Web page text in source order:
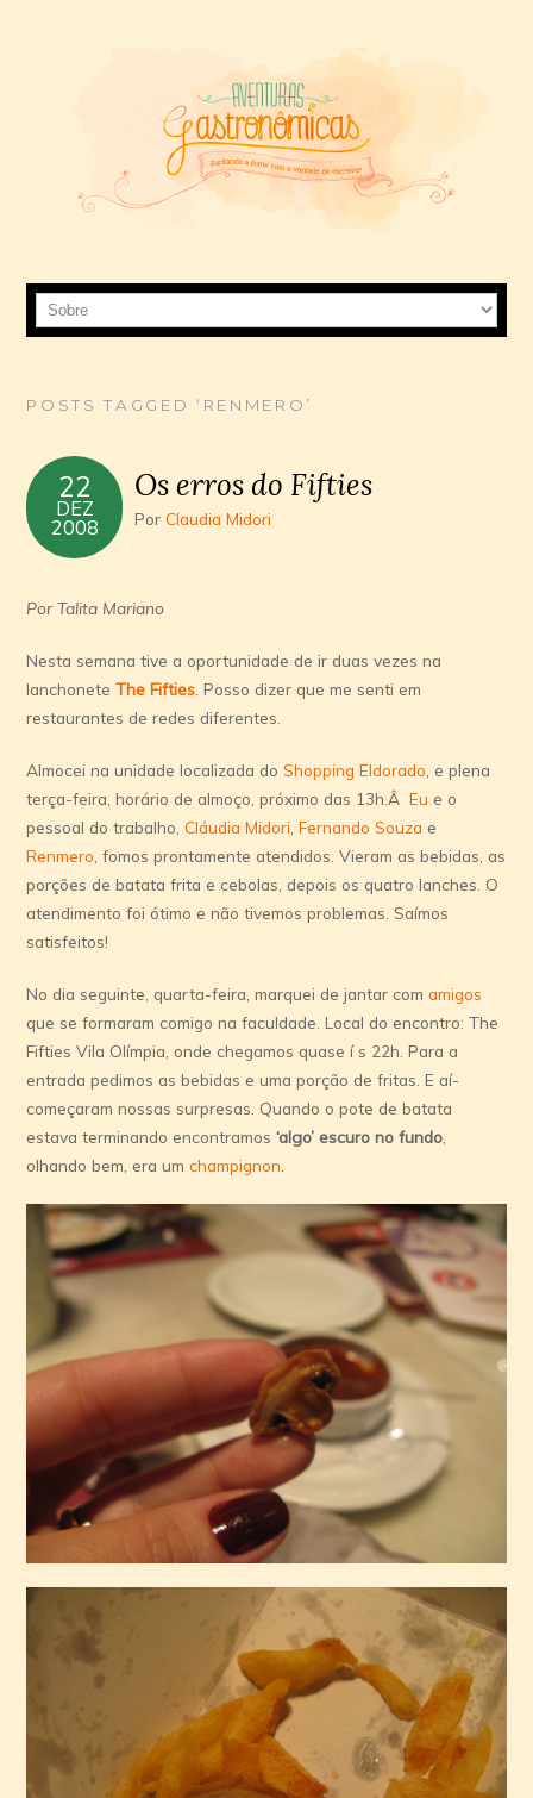
POSTS TAGGED ‘RENMERO’
22
DEZ
2008
Os erros do Fifties
PorClaudia Midori
Por Talita Mariano
Nesta semana tive a oportunidade de ir duas vezes na
lanchonete The Fifties . Posso dizer que me senti em
restaurantes de redes diferentes.
Almocei na unidade localizada doShopping Eldorado , e plena
terça-feira, horário de almoço, próximo das 13h.ÂEu e o
pessoal do trabalho,Cláudia Midori ,Fernando Souza e
Renmero , fomos prontamente atendidos. Vieram as bebidas, as
porções de batata frita e cebolas, depois os quatro lanches. O
atendimento foi ótimo e não tivemos problemas. Saí­mos
satisfeitos!
No dia seguinte, quarta-feira, marquei de jantar comamigos
que se formaram comigo na faculdade. Local do encontro: The
Fifties Vila Olí­mpia, onde chegamos quase í s 22h. Para a
entrada pedimos as bebidas e uma porção de fritas. E aí­
começaram nossas surpresas. Quando o pote de batata
estava terminando encontramos ‘algo’ escuro no fundo
olhando bem, era umchampignon